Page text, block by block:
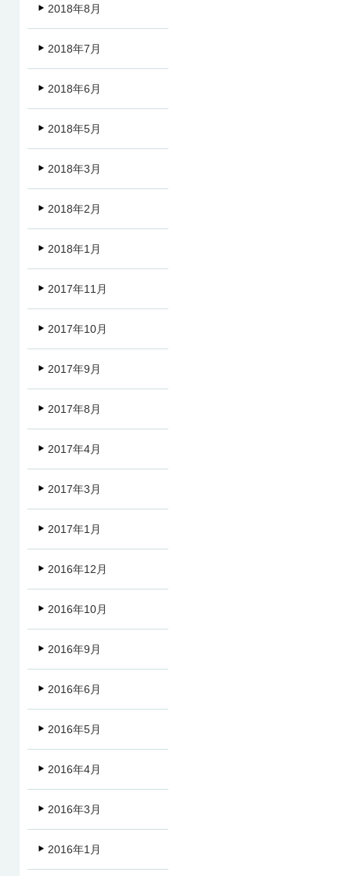
2018年8月
2018年7月
2018年6月
2018年5月
2018年3月
2018年2月
2018年1月
2017年11月
2017年10月
2017年9月
2017年8月
2017年4月
2017年3月
2017年1月
2016年12月
2016年10月
2016年9月
2016年6月
2016年5月
2016年4月
2016年3月
2016年1月